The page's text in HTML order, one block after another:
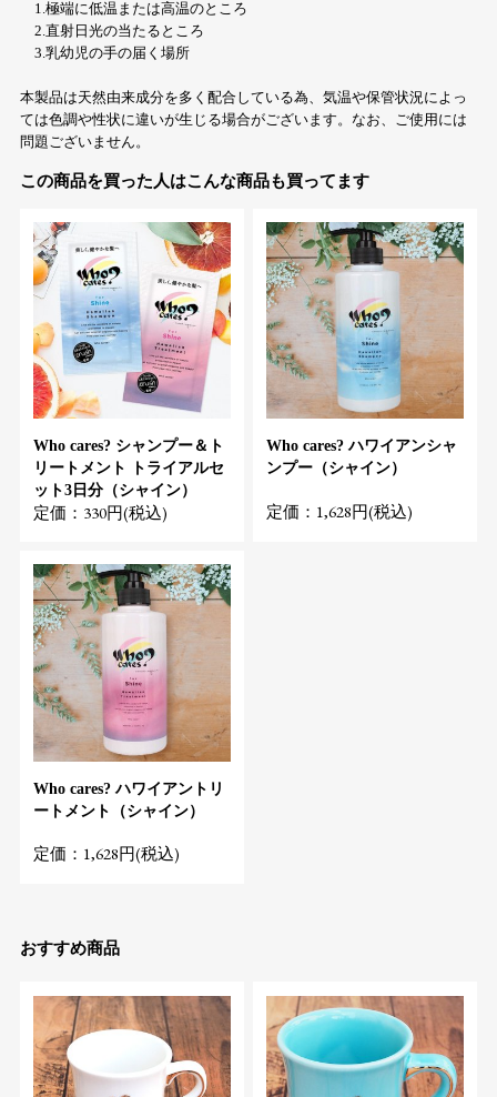
1.極端に低温または高温のところ
2.直射日光の当たるところ
3.乳幼児の手の届く場所
本製品は天然由来成分を多く配合している為、気温や保管状況によっ
ては色調や性状に違いが生じる場合がございます。なお、ご使用には
問題ございません。
この商品を買った人はこんな商品も買ってます
Who cares? シャンプー＆ト
リートメント トライアルセ
ット3日分（シャイン）
定価：330円(税込)
Who cares? ハワイアンシャ
ンプー（シャイン）
定価：1,628円(税込)
Who cares? ハワイアントリ
ートメント（シャイン）
定価：1,628円(税込)
おすすめ商品